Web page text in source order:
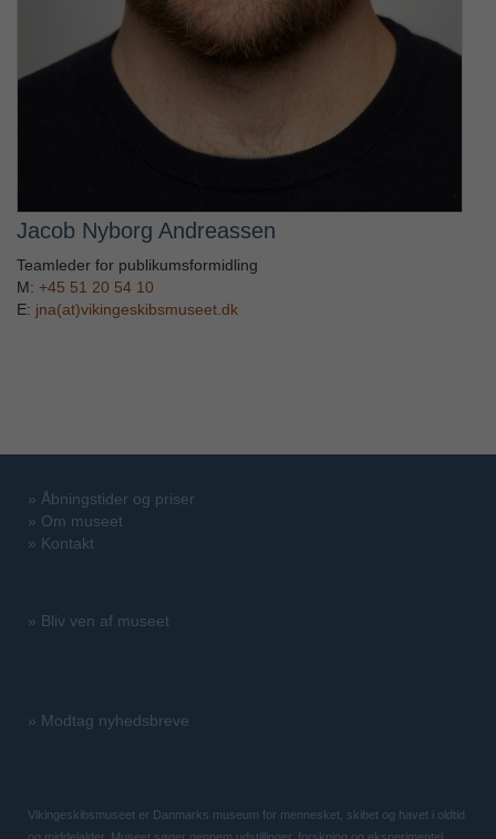
Jacob Nyborg Andreassen
Teamleder for publikumsformidling
M: +45 51 20 54 10
E: jna(at)vikingeskibsmuseet.dk
» Åbningstider og priser
» Om museet
» Kontakt
» Bliv ven af museet
» Modtag nyhedsbreve
Vikingeskibsmuseet er Danmarks museum for mennesket, skibet og havet i oldtid